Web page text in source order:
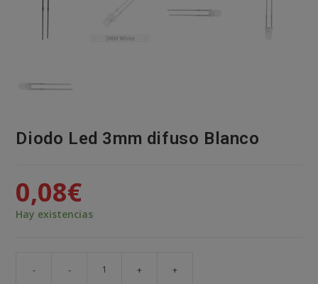
Diodo Led 3mm difuso Blanco
0,08€
Hay existencias
- - + +